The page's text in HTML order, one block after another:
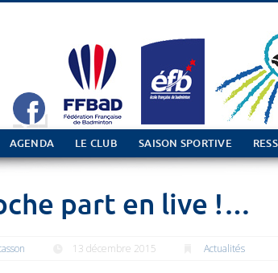
à Casson
AGENDA LE CLUB SAISON SPORTIVE
part en live !…
13 décembre 2015 Actualités